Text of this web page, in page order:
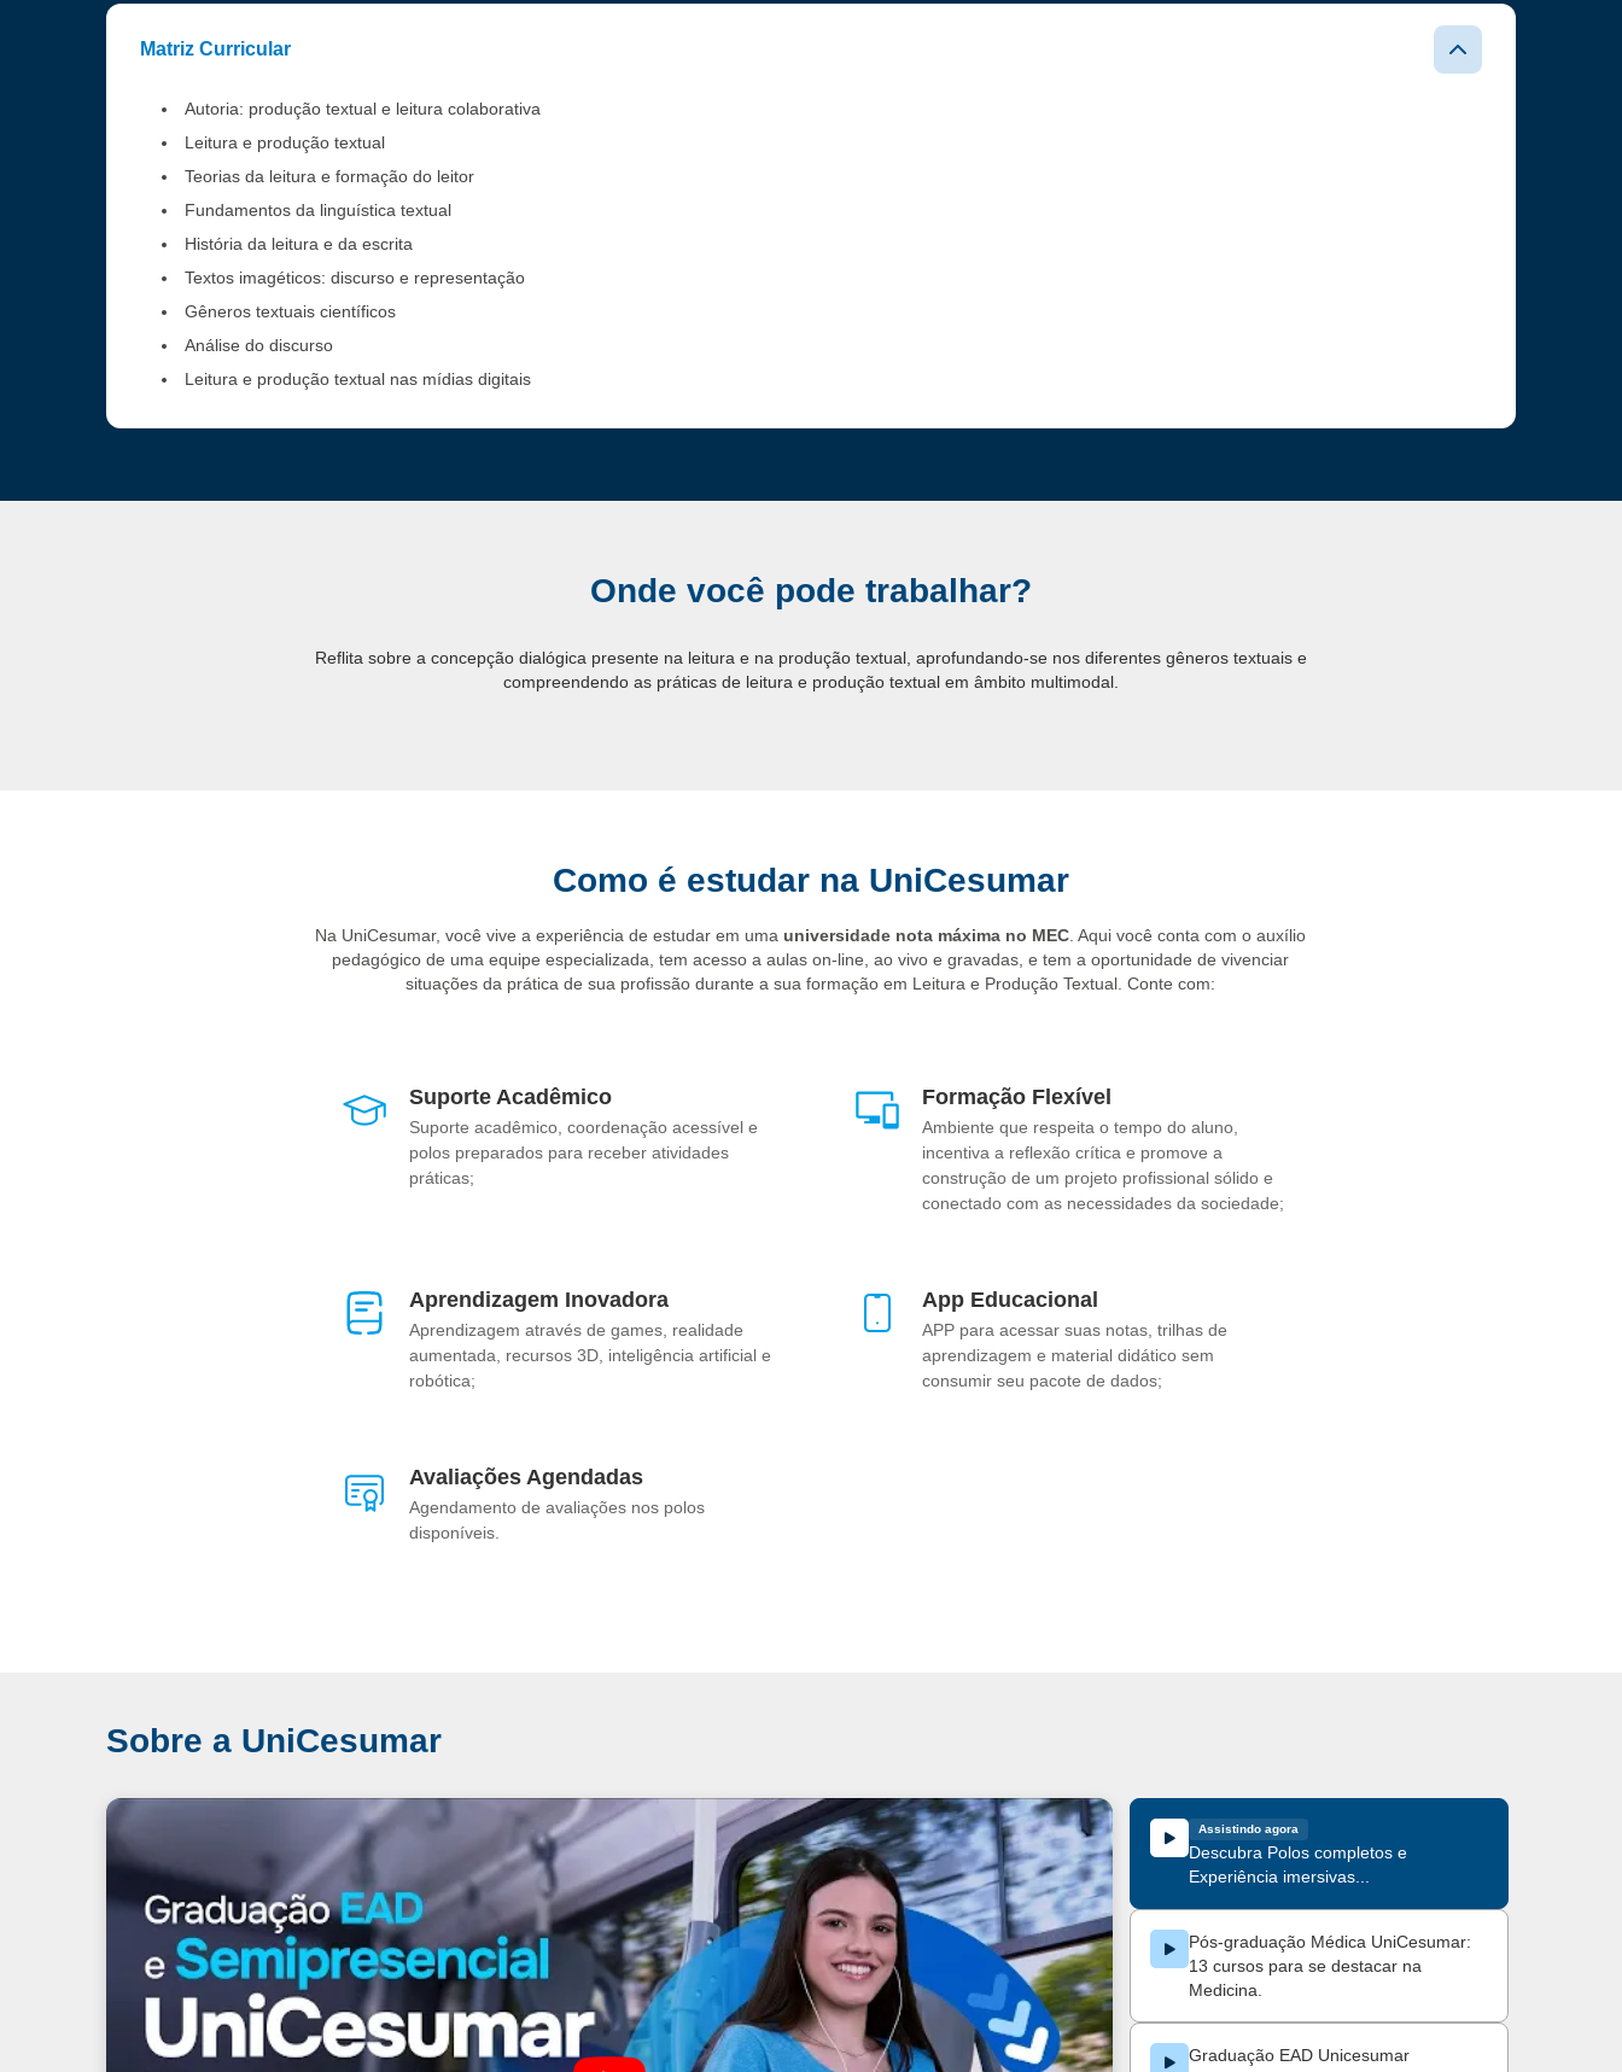
Matriz Curricular
Autoria: produção textual e leitura colaborativa
Leitura e produção textual
Teorias da leitura e formação do leitor
Fundamentos da linguística textual
História da leitura e da escrita
Textos imagéticos: discurso e representação
Gêneros textuais científicos
Análise do discurso
Leitura e produção textual nas mídias digitais
Onde você pode trabalhar?
Reflita sobre a concepção dialógica presente na leitura e na produção textual, aprofundando-se nos diferentes gêneros textuais e
compreendendo as práticas de leitura e produção textual em âmbito multimodal.
Como é estudar na UniCesumar
Na UniCesumar, você vive a experiência de estudar em uma universidade nota máxima no MEC . Aqui você conta com o auxílio
pedagógico de uma equipe especializada, tem acesso a aulas on-line, ao vivo e gravadas, e tem a oportunidade de vivenciar
situações da prática de sua profissão durante a sua formação em Leitura e Produção Textual. Conte com:
Suporte Acadêmico
Suporte acadêmico, coordenação acessível e
polos preparados para receber atividades
práticas;
Formação Flexível
Ambiente que respeita o tempo do aluno,
incentiva a reflexão crítica e promove a
construção de um projeto profissional sólido e
conectado com as necessidades da sociedade;
Aprendizagem Inovadora
Aprendizagem através de games, realidade
aumentada, recursos 3D, inteligência artificial e
robótica;
App Educacional
APP para acessar suas notas, trilhas de
aprendizagem e material didático sem
consumir seu pacote de dados;
Avaliações Agendadas
Agendamento de avaliações nos polos
disponíveis.
Sobre a UniCesumar
Assistindo agora
Descubra Polos completos e
Experiência imersivas...
Pós-graduação Médica UniCesumar:
13 cursos para se destacar na
Medicina.
Graduação EAD Unicesumar